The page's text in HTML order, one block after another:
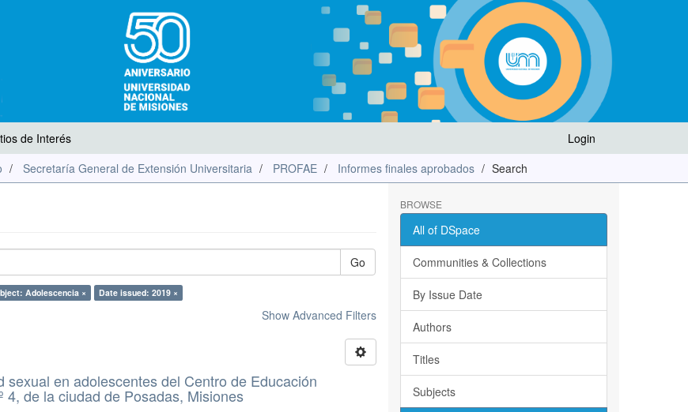
Login
de Interés
Secretaría General de Extensión Universitaria PROFAE Informes finales aprobados Search
Go
Adolescencia × Date issued: 2019 ×
Show Advanced Filters
sexual en adolescentes del Centro de Educación
4, de la ciudad de Posadas, Misiones
BROWSE
All of DSpace
Communities & Collections
By Issue Date
Authors
Titles
Subjects